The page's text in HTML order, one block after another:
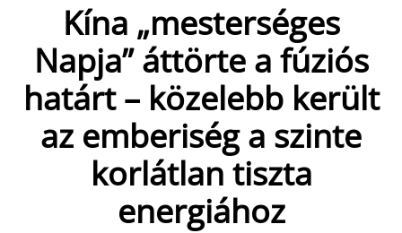
Kína „mesterséges
Napja” áttörte a fúziós
határt – közelebb került
az emberiség a szinte
korlátlan tiszta
energiához